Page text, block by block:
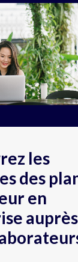
les
des
en